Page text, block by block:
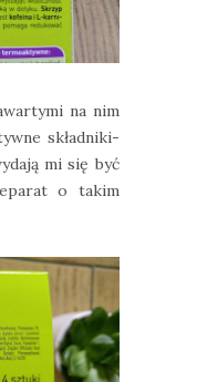
na nim
składniki-
mi się być
o takim